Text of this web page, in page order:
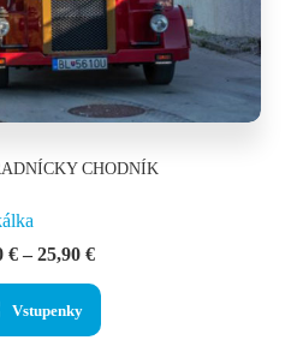
CHODNÍK
€ – 25,90 €Price
19,90 €
25,90 €
Vstupenky